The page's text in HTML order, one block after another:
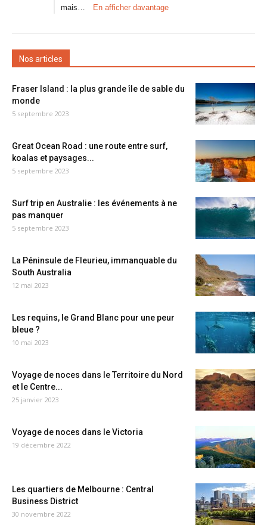
mais…
En afficher davantage
Nos articles
Fraser Island : la plus grande île de sable du
monde
5 septembre 2023
Great Ocean Road : une route entre surf,
koalas et paysages...
5 septembre 2023
Surf trip en Australie : les événements à ne
pas manquer
5 septembre 2023
La Péninsule de Fleurieu, immanquable du
South Australia
12 mai 2023
Les requins, le Grand Blanc pour une peur
bleue ?
10 mai 2023
Voyage de noces dans le Territoire du Nord
et le Centre...
25 janvier 2023
Voyage de noces dans le Victoria
19 décembre 2022
Les quartiers de Melbourne : Central
Business District
30 novembre 2022